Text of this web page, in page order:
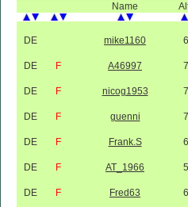
Name
DE mike1160
DE F A46997
DE F nicog1953
DE F guenni
DE F Frank.S
DE F AT_1966
DE F Fred63